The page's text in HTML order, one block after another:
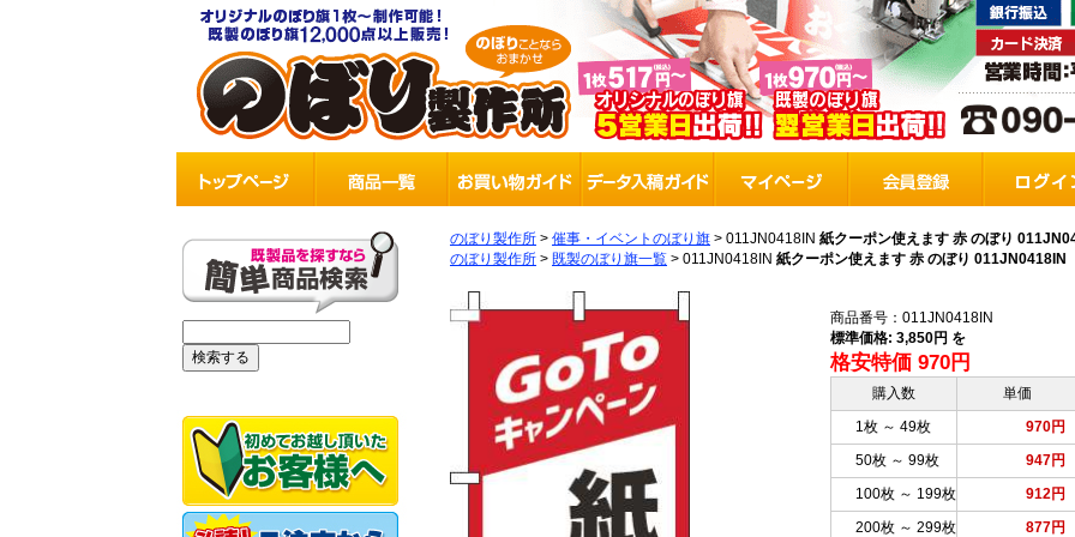
のぼり製作所 > 催事・イベントのぼり旗 > 011JN0418IN 紙クーポン使えます 赤 のぼり
のぼり製作所 > 既製のぼり旗一覧 > 011JN0418IN 紙クーポン使えます 赤 のぼり 011JN0418IN
商品番号：011JN0418IN
標準価格: 3,850円 を
格安特価 970円
購入数
単価
1枚 ～ 49枚
970円
50枚 ～ 99枚
947円
100枚 ～ 199枚
912円
200枚 ～ 299枚
877円